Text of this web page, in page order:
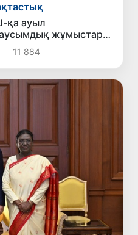
қа ауыл
жұмыстарға
11 884